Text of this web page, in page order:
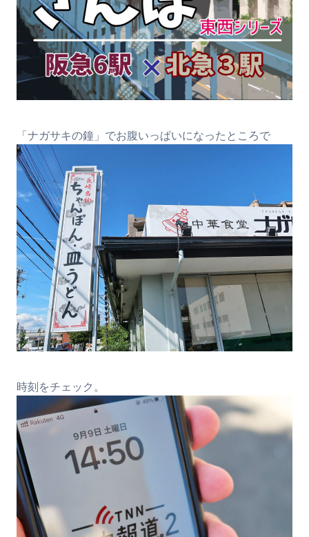
「ナガサキの鐘」でお腹いっぱいになったところで
時刻をチェック。